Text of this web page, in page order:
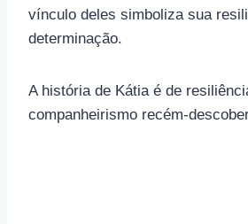
vínculo deles simboliza sua
determinação.
A história de Kátia é de
companheirismo recém-